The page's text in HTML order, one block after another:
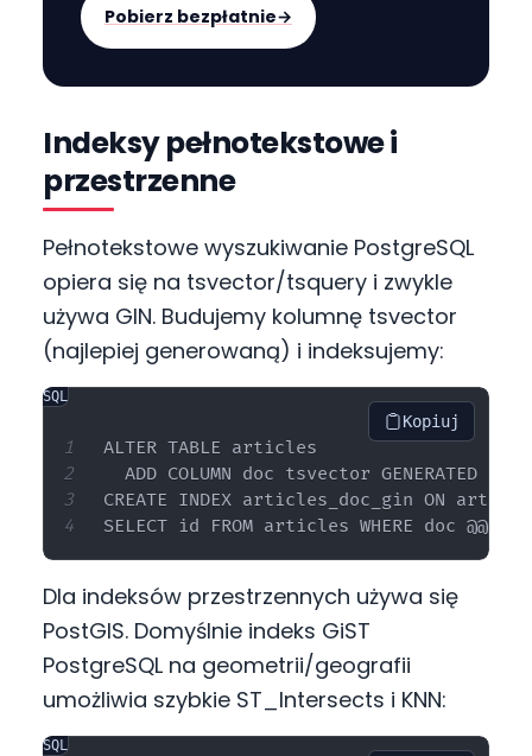
Pobierz bezpłatnie→
Indeksy pełnotekstowe i
przestrzenne
Pełnotekstowe wyszukiwanie PostgreSQL
opiera się na tsvector/tsquery i zwykle
używa GIN. Budujemy kolumnę tsvector
(najlepiej generowaną) i indeksujemy:
SQL
Kopiuj
ALTER TABLE articles
ADD COLUMN doc tsvector GENERATED
CREATE INDEX articles_doc_gin ON
Dla indeksów przestrzennych używa się
PostGIS. Domyślnie indeks GiST
PostgreSQL na geometrii/geografii
umożliwia szybkie ST_Intersects i KNN:
SQL